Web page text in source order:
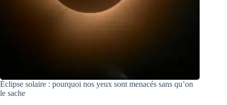
Éclipse solaire : pourquoi nos yeux sont menacés sans qu’on
le sache